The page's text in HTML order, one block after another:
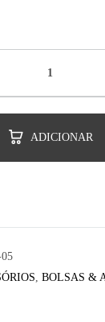
ADICIONAR
, BOLSAS &